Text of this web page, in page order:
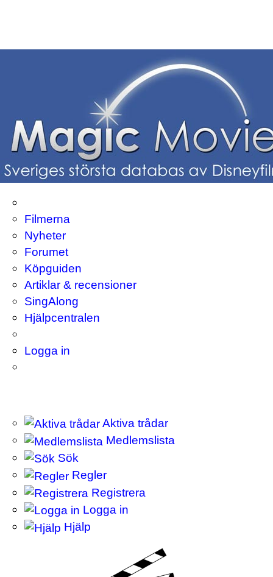
Filmerna
Nyheter
Forumet
Köpguiden
Artiklar & recensioner
SingAlong
Hjälpcentralen
Logga in
Aktiva trådar
Medlemslista
Sök
Regler
Registrera
Logga in
Hjälp